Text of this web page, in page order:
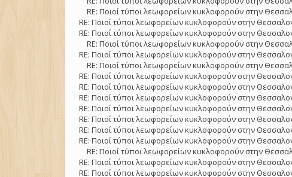
RE: Ποιοί τύποι λεωφορείων κυκλοφορούν στην
RE: Ποιοί τύποι λεωφορείων κυκλοφορούν στην
RE: Ποιοί τύποι λεωφορείων κυκλοφορούν στην
RE: Ποιοί τύποι λεωφορείων κυκλοφορούν στην
RE: Ποιοί τύποι λεωφορείων κυκλοφορούν στην
RE: Ποιοί τύποι λεωφορείων κυκλοφορούν στην
RE: Ποιοί τύποι λεωφορείων κυκλοφορούν στην
RE: Ποιοί τύποι λεωφορείων κυκλοφορούν στην
RE: Ποιοί τύποι λεωφορείων κυκλοφορούν στην
RE: Ποιοί τύποι λεωφορείων κυκλοφορούν στην
RE: Ποιοί τύποι λεωφορείων κυκλοφορούν στην
RE: Ποιοί τύποι λεωφορείων κυκλοφορούν στην
RE: Ποιοί τύποι λεωφορείων κυκλοφορούν στην
RE: Ποιοί τύποι λεωφορείων κυκλοφορούν στην
RE: Ποιοί τύποι λεωφορείων κυκλοφορούν στην
RE: Ποιοί τύποι λεωφορείων κυκλοφορούν στην